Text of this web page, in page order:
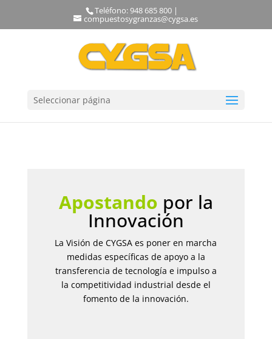
Teléfono: 948 685 800 |
compuestosygranzas@cygsa.es
Seleccionar página
Apostando por la
Innovación
La Visión de CYGSA es poner en marcha
medidas específicas de apoyo a la
transferencia de tecnología e impulso a
la competitividad industrial desde el
fomento de la innovación.